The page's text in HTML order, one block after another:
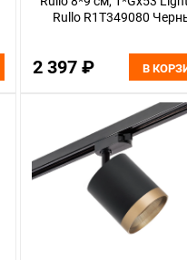
Rullo R1T349080
2 397 ₽ В